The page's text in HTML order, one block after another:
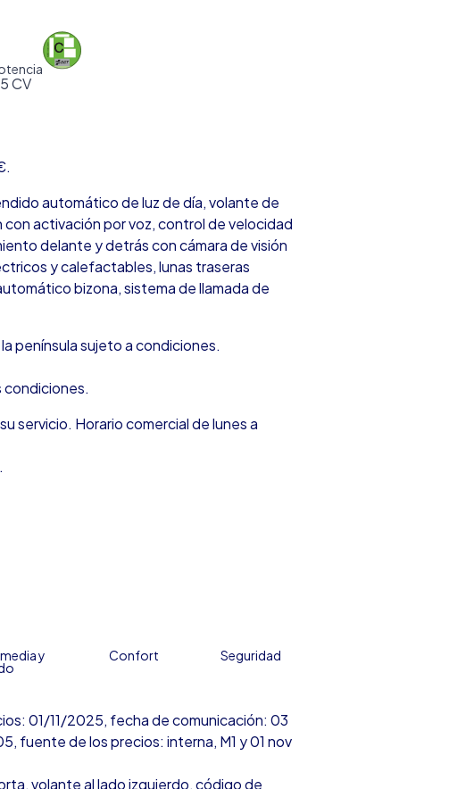
CV
automático de luz de día, volante de
activación por voz, control de velocidad
delante y detrás con cámara de visión
y calefactables, lunas traseras
bizona, sistema de llamada de
península sujeto a condiciones.
condiciones.
servicio. Horario comercial de lunes a
01/11/2025, fecha de comunicación: 03
fuente de los precios: interna, M1 y 01 nov
volante al lado izquierdo, código de
y Confort Seguridad